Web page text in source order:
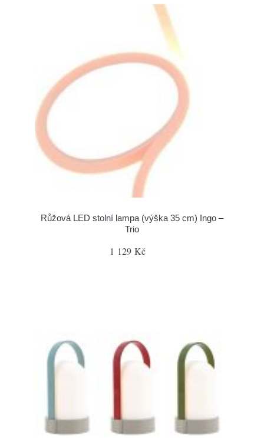
Růžová LED stolní lampa (výška 35 cm) Ingo –
Trio
1 129 Kč